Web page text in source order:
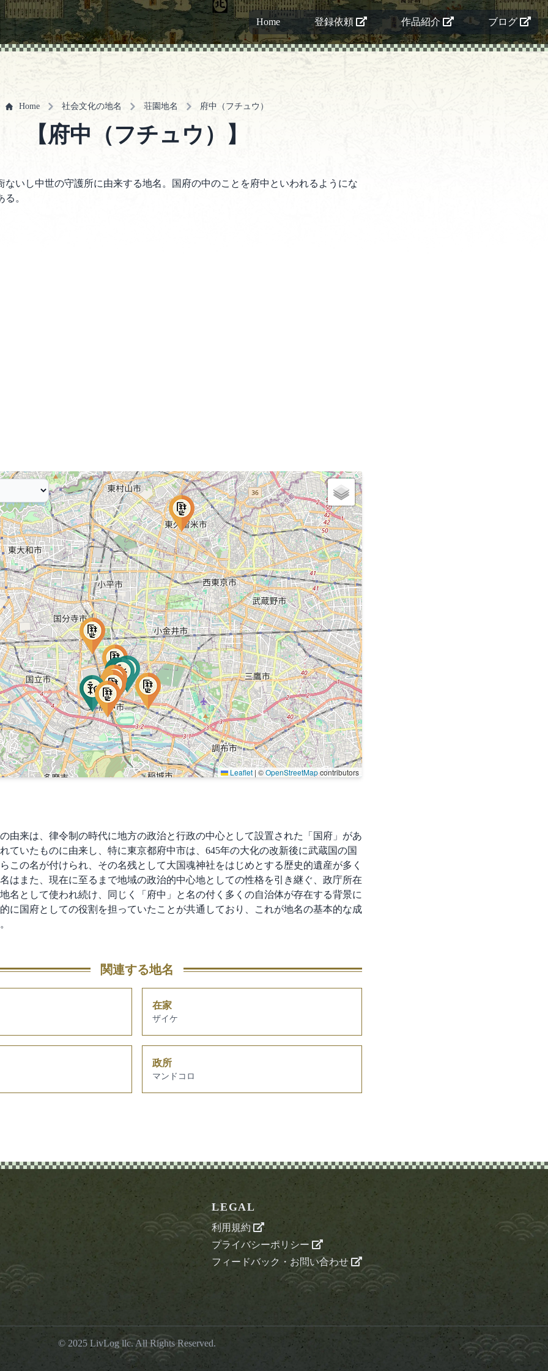
Home 登録依頼 作品紹介 ブログ
Home 社会文化の地名 荘園地名 府中（フチュウ）
【府中（フチュウ）】
ないし中世の守護所に由来する地名。国府の中のことを府中といわれるようにな
る。
Leaflet | ©OpenStreetMapcontributors
由来は、律令制の時代に地方の政治と行政の中心として設置された「国府」があ
ていたものに由来し、特に東京都府中市は、645年の大化の改新後に武蔵国の国
この名が付けられ、その名残として大国魂神社をはじめとする歴史的遺産が多く
はまた、現在に至るまで地域の政治的中心地としての性格を引き継ぐ、政庁所在
名として使われ続け、同じく「府中」と名の付く多くの自治体が存在する背景に
に国府としての役割を担っていたことが共通しており、これが地名の基本的な成
関連する地名
在家
ザイケ
政所
マンドコロ
LEGAL
利用規約
プライバシーポリシー
フィードバック・お問い合わせ
© 2025 LivLog llc. All Rights Reserved.